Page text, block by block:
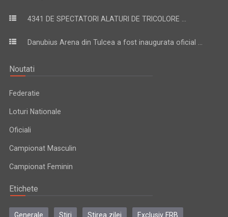
4341 DE SPECTATORI ALATURI DE TRICOLORE ...
Danubius Arena din Tulcea a fost inaugurata oficial ...
Noutati
Federatie
Loturi Nationale
Oficiali
Campionat Masculin
Campionat Feminin
Etichete
Generale Stiri Stirea zilei Exclusiv FRB